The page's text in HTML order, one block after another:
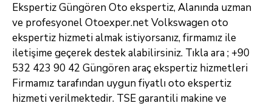
Ekspertiz Güngören Oto ekspertiz, Alanında uzman
ve profesyonel Otoexper.net Volkswagen oto
ekspertiz hizmeti almak istiyorsanız, firmamız ile
iletişime geçerek destek alabilirsiniz. Tıkla ara ; +90
532 423 90 42 Güngören araç ekspertiz hizmetleri
Firmamız tarafından uygun fiyatlı oto ekspertiz
hizmeti verilmektedir. TSE garantili makine ve